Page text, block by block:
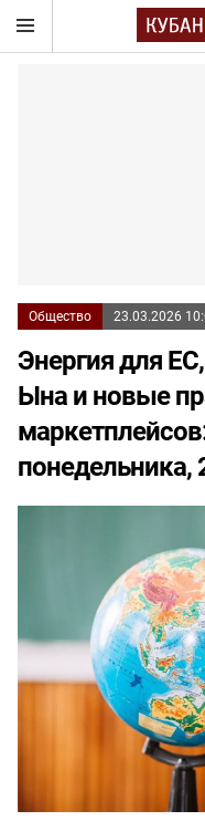
Общество 23.03.2026
Энергия для
Ына и новые
понедельника,